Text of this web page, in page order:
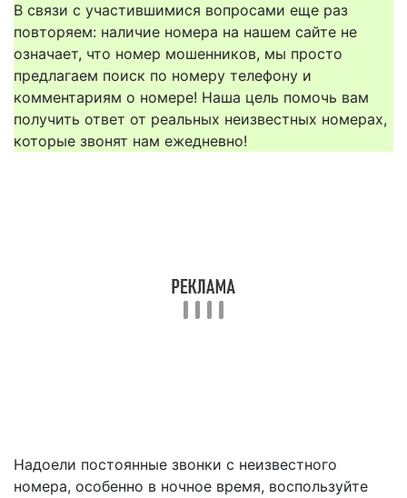
В связи с участившимися вопросами еще раз
повторяем: наличие номера на нашем сайте не
означает, что номер мошенников, мы просто
предлагаем поиск по номеру телефону и
комментариям о номере! Наша цель помочь вам
получить ответ от реальных неизвестных номерах,
которые звонят нам ежедневно!
Надоели постоянные звонки с неизвестного
номера, особенно в ночное время, воспользуйте